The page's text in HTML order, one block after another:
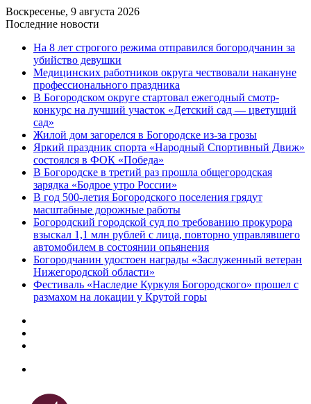
Воскресенье, 9 августа 2026
Последние новости
На 8 лет строгого режима отправился богородчанин за
убийство девушки
Медицинских работников округа чествовали накануне
профессионального праздника
В Богородском округе стартовал ежегодный смотр-
конкурс на лучший участок «Детский сад — цветущий
сад»
Жилой дом загорелся в Богородске из-за грозы
Яркий праздник спорта «Народный Спортивный Движ»
состоялся в ФОК «Победа»
В Богородске в третий раз прошла общегородская
зарядка «Бодрое утро России»
В год 500-летия Богородского поселения грядут
масштабные дорожные работы
️Богородский городской суд по требованию прокурора
взыскал 1,1 млн рублей с лица, повторно управлявшего
автомобилем в состоянии опьянения
Богородчанин удостоен награды «Заслуженный ветеран
Нижегородской области»
Фестиваль «Наследие Куркуля Богородского» прошел с
размахом на локации у Крутой горы